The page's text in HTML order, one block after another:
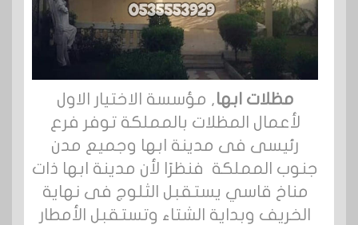
مظلات ابها, مؤسسة الاختيار الاول
لأعمال المظلات بالمملكة توفر فرع
رئيسى فى مدينة ابها وجميع مدن
جنوب المملكة فنظرًا لأن مدينة ابها ذات
مناخ قاسي يستقبل الثلوج فى نهاية
الخريف وبداية الشتاء وتستقبل الأمطار